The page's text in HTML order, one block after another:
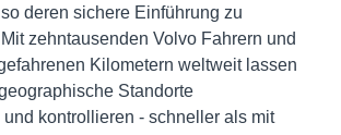
deren sichere Einführung zu
zehntausenden Volvo Fahrern und
Kilometern weltweit lassen
Standorte
und kontrollieren - schneller als mit